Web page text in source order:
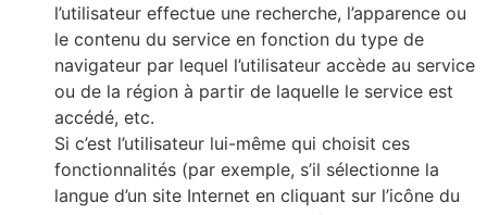
l’utilisateur effectue une recherche, l’apparence ou
le contenu du service en fonction du type de
navigateur par lequel l’utilisateur accède au service
ou de la région à partir de laquelle le service est
accédé, etc.
Si c’est l’utilisateur lui-même qui choisit ces
fonctionnalités (par exemple, s’il sélectionne la
langue d’un site Internet en cliquant sur l’icône du